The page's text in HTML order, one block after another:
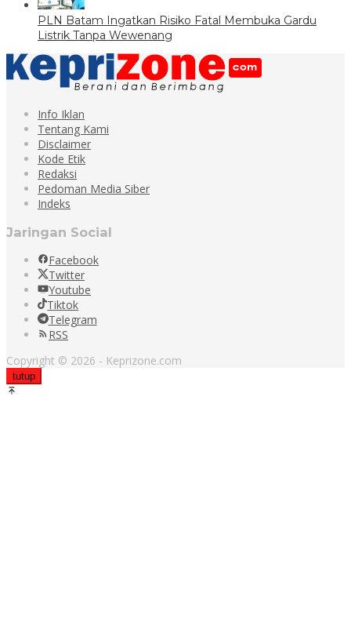
PLN Batam Ingatkan Risiko Fatal Membuka Gardu
Listrik Tanpa Wewenang
Info Iklan
Tentang Kami
Disclaimer
Kode Etik
Redaksi
Pedoman Media Siber
Indeks
Jaringan Social
Facebook
Twitter
Youtube
Tiktok
Telegram
RSS
Copyright © 2026 - Keprizone.com
tutup